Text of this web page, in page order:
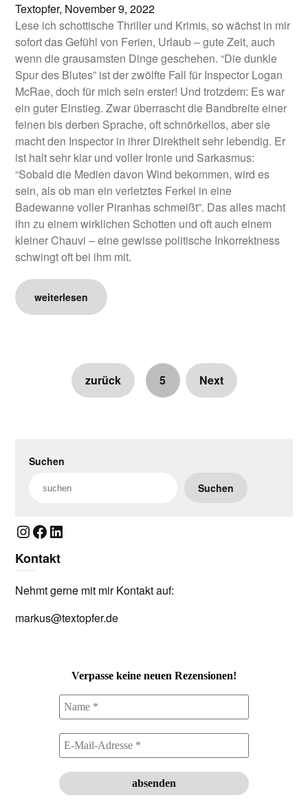
Textopfer, November 9, 2022
Lese ich schottische Thriller und Krimis, so wächst in mir
sofort das Gefühl von Ferien, Urlaub – gute Zeit, auch
wenn die grausamsten Dinge geschehen. “Die dunkle
Spur des Blutes” ist der zwölfte Fall für Inspector Logan
McRae, doch für mich sein erster! Und trotzdem: Es war
ein guter Einstieg. Zwar überrascht die Bandbreite einer
feinen bis derben Sprache, oft schnörkellos, aber sie
macht den Inspector in ihrer Direktheit sehr lebendig. Er
ist halt sehr klar und voller Ironie und Sarkasmus:
“Sobald die Medien davon Wind bekommen, wird es
sein, als ob man ein verletztes Ferkel in eine
Badewanne voller Piranhas schmeißt”. Das alles macht
ihn zu einem wirklichen Schotten und oft auch einem
kleiner Chauvi – eine gewisse politische Inkorrektness
schwingt oft bei ihm mit.
weiterlesen
zurück 5 Next
Suchen
Suchen
Instagram
Facebook
LinkedIn
Kontakt
Nehmt gerne mit mir Kontakt auf:
markus@textopfer.de
Verpasse keine neuen Rezensionen!